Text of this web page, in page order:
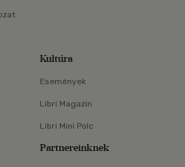
Kultúra
Események
Libri Magazin
Libri Mini Polc
Partnereinknek